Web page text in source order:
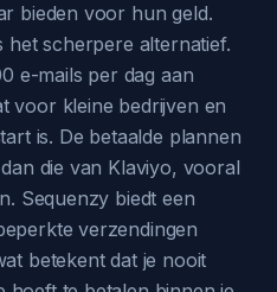
bieden voor hun geld.
het scherpere alternatief.
e-mails per dag aan
voor kleine bedrijven en
is. De betaalde plannen
die van Klaviyo, vooral
Sequenzy biedt een
verzendingen
betekent dat je nooit